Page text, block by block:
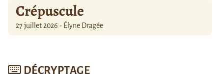
Crépuscule
27 juillet 2026 - Élyne Dragée
DÉCRYPTAGE